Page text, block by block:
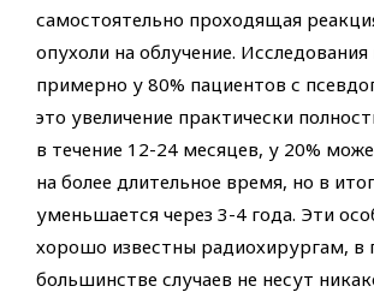
самостоятельно проходящая
опухоли на облучение. Исследования
примерно у 80% пациентов с
это увеличение практически
в течение 12-24 месяцев, у 20%
на более длительное время, но в
уменьшается через 3-4 года. Эти
хорошо известны радиохирургам,
большинстве случаев не несут